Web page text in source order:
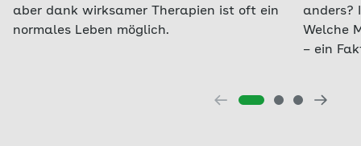
aber dank wirksamer Therapien ist oft ein
normales Leben möglich.
anders?
Welche
– ein